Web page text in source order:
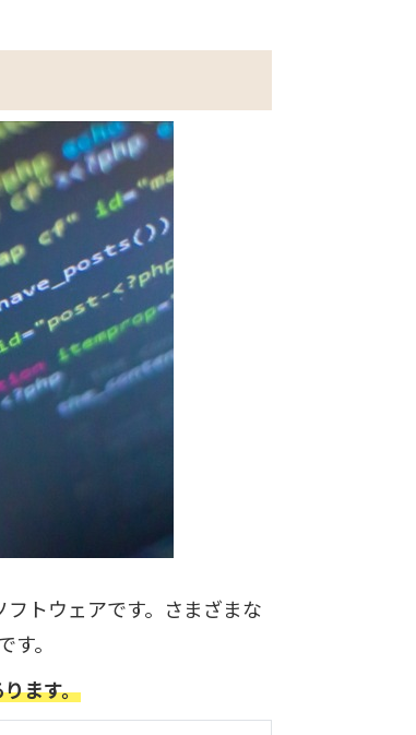
トウェアです。さまざまな
。
ます。